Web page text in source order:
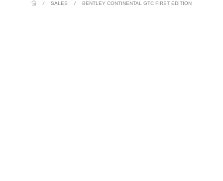
/ SALES / BENTLEY CONTINENTAL GTC FIRST EDITION